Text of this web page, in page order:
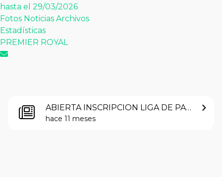
hasta el 29/03/2026
Fotos Noticias Archivos
Estadísticas
PREMIER ROYAL
Noticias
Información y novedades del
torneo.
ABIERTA INSCRIPCION LIGA DE PADEL 2.025/2.026
hace 11 meses